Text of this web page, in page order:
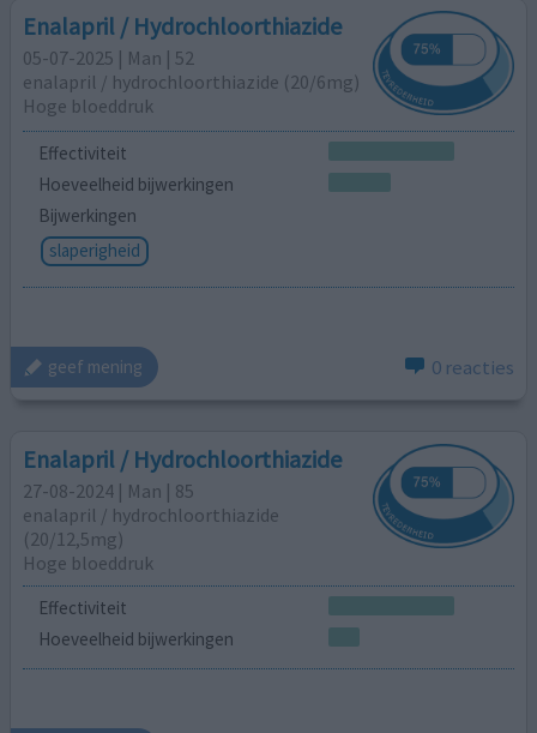
Enalapril / Hydrochloorthiazide
05-07-2025 | Man | 52
enalapril / hydrochloorthiazide (20/6mg)
Hoge bloeddruk
Effectiviteit
Hoeveelheid bijwerkingen
Bijwerkingen
slaperigheid
geef mening 0 reacties
Enalapril / Hydrochloorthiazide
27-08-2024 | Man | 85
enalapril / hydrochloorthiazide
(20/12,5mg)
Hoge bloeddruk
Effectiviteit
Hoeveelheid bijwerkingen